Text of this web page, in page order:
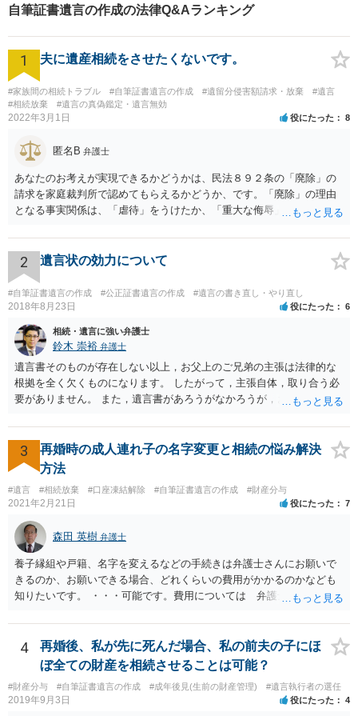
自筆証書遺言の作成の法律Q&Aランキング
1 夫に遺産相続をさせたくないです。
#家族間の相続トラブル #自筆証書遺言の作成 #遺留分侵害額請求・放棄
#遺言
#相続放棄
#遺言の真偽鑑定・遺言無効
2022年3月1日 役にたった 8
匿名B 弁護士
あなたのお考えが実現できるかどうかは、民法８９２条の「廃除」の
請求を家庭裁判所で認めてもらえるかどうか、です。「廃除」の理由
となる事実関係は、「虐待」をうけたか、「重大な侮辱」を受けた
「廃除」は遺言でも可能です（民法８９３条）。 弁護士に具体的な事
情を話して相談して、「廃除」が可能か、実際に法律相談を受けるこ
とをお勧めします。
2 遺言状の効力について
#自筆証書遺言の作成 #公正証書遺言の作成 #遺言の書き直し・やり直し
2018年8月23日 役にたった 6
相続・遺言に強い弁護士
鈴木 崇裕 弁護士
遺言書そのものが存在しない以上，お父上のご兄弟の主張は法律的な
根拠を全く欠くものになります。 したがって，主張自体，取り合う必
要がありません。 また，遺言書があろうがなかろうが，お父上のご兄
ご回答にもありますが， 代理人弁護士をたてて，その弁護士から相手
方に対して， ・相続に関する主張は法的根拠がなく，一切応じないこ
と ・今後一切の連絡をしてこないでほしいこと ・連絡を継続してくる
ようであれば警察への通報や法的措置も辞さないこと などを記載した
書面を発送してもらうことがよろしいように思います。
3
再婚時の成人連れ子の名字変更と相続の悩み解決
方法
#遺言 #相続放棄 #口座凍結解除 #自筆証書遺言の作成 #財産分与
2021年2月21日 役にたった 7
森田 英樹 弁護士
養子縁組や戸籍、名字を変えるなどの手続きは弁護士さんにお願いで
きるのか、お願いできる場合、どれくらいの費用がかかるのかなども
知りたいです。 ・・・可能です。費用については 弁護士と直接面談
ています。 やはり、成人した子のことまでごちゃごちゃ考えず、自分
の事だけ考えるべきなのでしょうか ・・・お子さんの事をまで含め良
い解決案があればお悩みになるのは当然と言えば当然のことです。 彼
と親子関係を結びたいと思っているが、名字は変えたくない・・・養
子縁組の必要があり 氏も変更することになります。 しかし 彼は成人
しているとは言え、自分の子と私の連れ子、全て平等にしたいと希
4
再婚後、私が先に死んだ場合、私の前夫の子にほ
ぼ全ての財産を相続させることは可能？
#財産分与 #自筆証書遺言の作成 #成年後見(生前の財産管理) #遺言執行者の選任
2019年9月3日 役にたった 4